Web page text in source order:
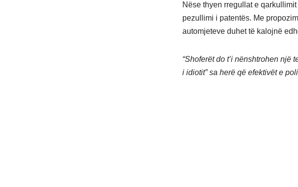
Nëse thyen rregullat e
pezullimi i patentës. Me
automjeteve duhet të kalojnë
“Shoferët do t’i nënshtrohen një
i idiotit” sa herë që efektivët e